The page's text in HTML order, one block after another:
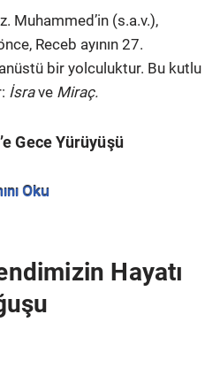
Muhammed’in (s.a.v.),
Receb ayının 27.
bir yolculuktur. Bu kutlu
İsrave Miraç.
Gece Yürüyüşü
Oku
Hayatı